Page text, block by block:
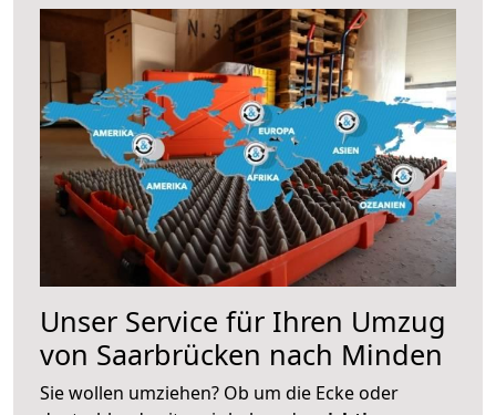
Unser Service für Ihren Umzug
von Saarbrücken nach Minden
Sie wollen umziehen? Ob um die Ecke oder